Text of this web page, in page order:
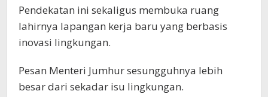
Pendekatan ini sekaligus membuka ruang
lahirnya lapangan kerja baru yang berbasis
inovasi lingkungan.
Pesan Menteri Jumhur sesungguhnya lebih
besar dari sekadar isu lingkungan.